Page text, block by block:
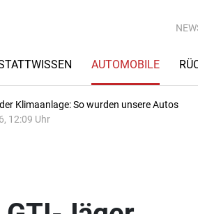
AUTOMOBILE
Klimaanlage: So wurden unsere Autos
12:09 Uhr